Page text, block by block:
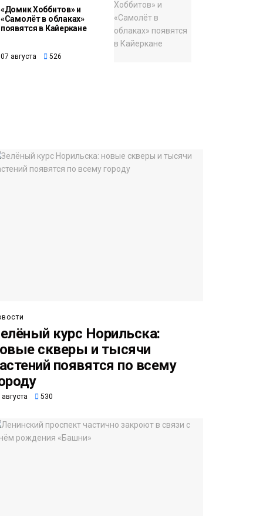
«Домик Хоббитов» и
«Самолёт в облаках»
появятся в Кайеркане
07 августа 526
курс Норильска:
скверы и тысячи
появятся по всему
530